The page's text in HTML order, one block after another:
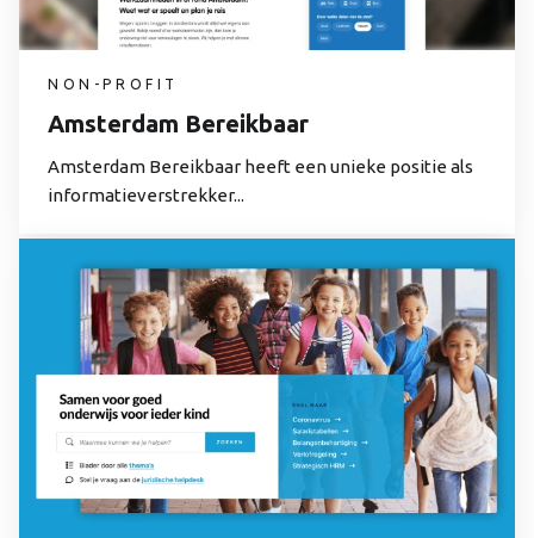
NON-PROFIT
Amsterdam Bereikbaar
Amsterdam Bereikbaar heeft een unieke positie als
informatieverstrekker...